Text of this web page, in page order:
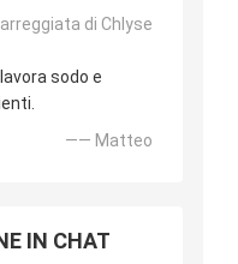
di Chlyse
sodo e
—— Matteo
IN CHAT